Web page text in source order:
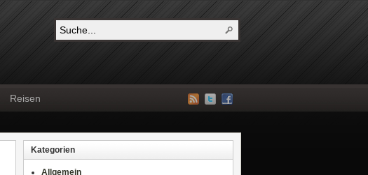
Reisen
Kategorien
Allgemein